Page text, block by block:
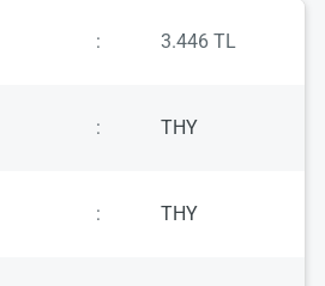
: 3.446 TL
: THY
: THY